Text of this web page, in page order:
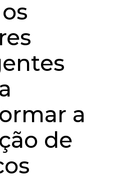
a
de